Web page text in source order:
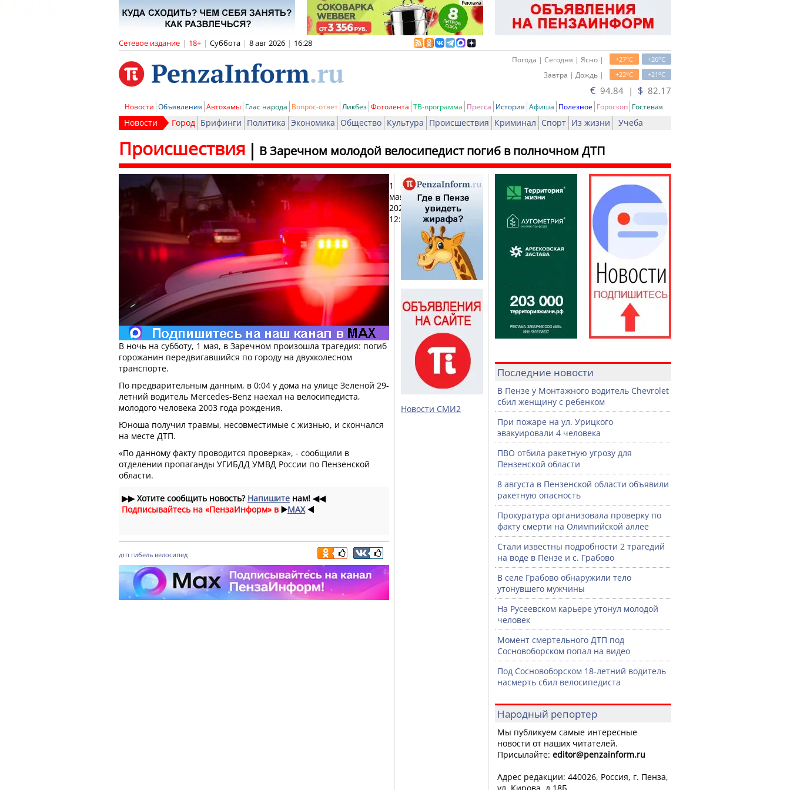
Сетевое издание | 18+ | Суббота | 8 авг 2026 | 16:28
+26oC
+27oC
Погода | Сегодня | Ясно |
+21oC
+22oC
Завтра | Дождь |
€ 94.84 | $ 82.17
Новости Объявления Автохамы Глас народа Вопрос-ответ Ликбез Фотолента ТВ-программа Пресса История Афиша Полезное Гороскоп Гостевая
Новости Город Брифинги Политика Экономика Общество Культура Происшествия Криминал Спорт Из жизни Учеба
В Заречном молодой велосипедист погиб в полночном ДТП
Происшествия
1
мая
2021,
12:51
Печать
В ночь на субботу, 1 мая, в Заречном произошла трагедия: погиб
горожанин передвигавшийся по городу на двухколесном
транспорте.
По предварительным данным, в 0:04 у дома на улице Зеленой 29-
летний водитель Mercedes-Benz наехал на велосипедиста,
молодого человека 2003 года рождения.
Юноша получил травмы, несовместимые с жизнью, и скончался
на месте ДТП.
«По данному факту проводится проверка», - сообщили в
отделении пропаганды УГИБДД УМВД России по Пензенской
области.
▶▶Хотите сообщить новость? Напишите нам! ◀◀
Подписывайтесь на «ПензаИнформ» в ▶️MAX ◀️
дтп гибель велосипед
Новости СМИ2
Последние новости
В Пензе у Монтажного водитель Chevrolet
сбил женщину с ребенком
При пожаре на ул. Урицкого
эвакуировали 4 человека
ПВО отбила ракетную угрозу для
Пензенской области
8 августа в Пензенской области объявили
ракетную опасность
Прокуратура организовала проверку по
факту смерти на Олимпийской аллее
Стали известны подробности 2 трагедий
на воде в Пензе и с. Грабово
В селе Грабово обнаружили тело
утонувшего мужчины
На Русеевском карьере утонул молодой
человек
Момент смертельного ДТП под
Сосновоборском попал на видео
Под Сосновоборском 18-летний водитель
насмерть сбил велосипедиста
Народный репортер
Мы публикуем самые интересные
новости от наших читателей.
Присылайте: editor@penzainform.ru
Адрес редакции: 440026, Россия, г. Пенза,